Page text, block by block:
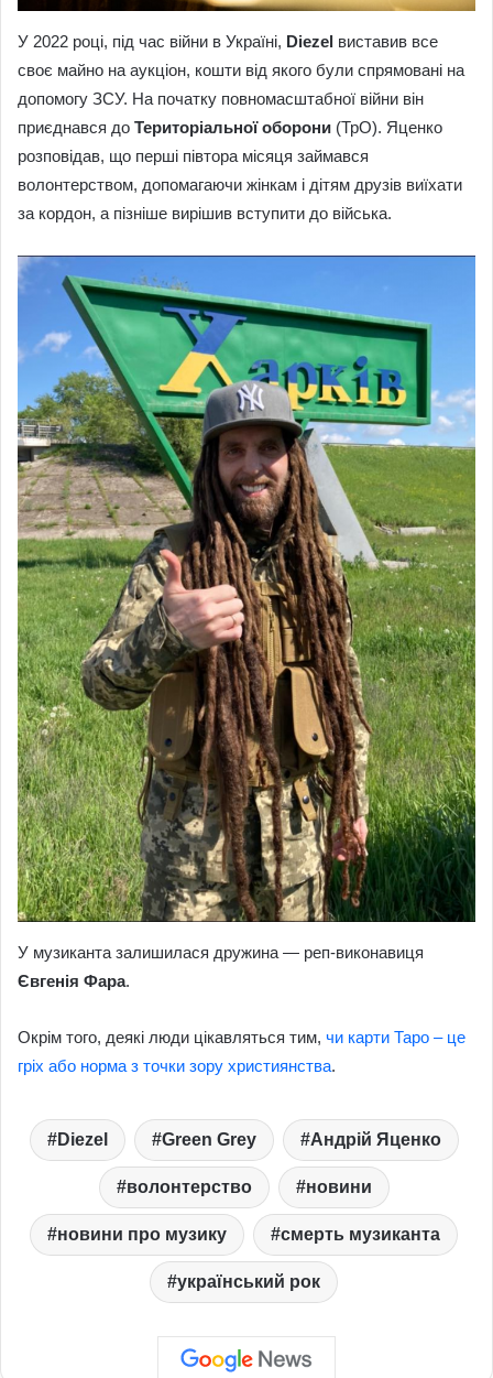
У 2022 році, під час війни в Україні, Diezel виставив все
своє майно на аукціон, кошти від якого були спрямовані на
допомогу ЗСУ. На початку повномасштабної війни він
приєднався до Територіальної оборони (ТрО). Яценко
розповідав, що перші півтора місяця займався
волонтерством, допомагаючи жінкам і дітям друзів виїхати
за кордон, а пізніше вирішив вступити до війська.
У музиканта залишилася дружина — реп-виконавиця
Євгенія Фара.
Окрім того, деякі люди цікавляться тим, чи карти Таро – це
гріх або норма з точки зору християнства.
Diezel Green Grey Андрій Яценко
волонтерство новини
новини про музику смерть музиканта
український рок